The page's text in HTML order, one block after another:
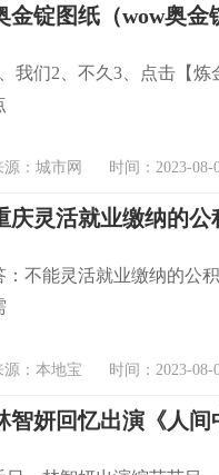
金锭图纸（wow奥金
我们2、不久3、点击【
源：城市网 时间：2023-08-
庆灵活就业缴纳的
：不能灵活就业缴纳的公
源：本地宝 时间：2023-08-
智妍回忆出演《人